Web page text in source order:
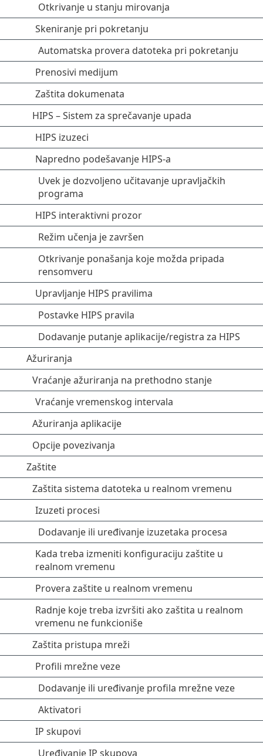
Otkrivanje u stanju mirovanja
Skeniranje pri pokretanju
Automatska provera datoteka pri pokretanju
Prenosivi medijum
Zaštita dokumenata
HIPS – Sistem za sprečavanje upada
HIPS izuzeci
Napredno podešavanje HIPS-a
Uvek je dozvoljeno učitavanje upravljačkih
programa
HIPS interaktivni prozor
Režim učenja je završen
Otkrivanje ponašanja koje možda pripada
rensomveru
Upravljanje HIPS pravilima
Postavke HIPS pravila
Dodavanje putanje aplikacije/registra za HIPS
Ažuriranja
Vraćanje ažuriranja na prethodno stanje
Vraćanje vremenskog intervala
Ažuriranja aplikacije
Opcije povezivanja
Zaštite
Zaštita sistema datoteka u realnom vremenu
Izuzeti procesi
Dodavanje ili uređivanje izuzetaka procesa
Kada treba izmeniti konfiguraciju zaštite u
realnom vremenu
Provera zaštite u realnom vremenu
Radnje koje treba izvršiti ako zaštita u realnom
vremenu ne funkcioniše
Zaštita pristupa mreži
Profili mrežne veze
Dodavanje ili uređivanje profila mrežne veze
Aktivatori
IP skupovi
Uređivanje IP skupova